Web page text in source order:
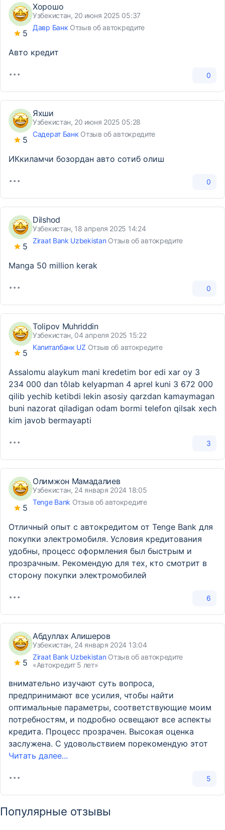
5
Хорошо
Узбекистан, 20 июня 2025 05:37
Давр Банк Отзыв об автокредите
Авто кредит
0
5
Яхши
Узбекистан, 20 июня 2025 05:28
Садерат Банк Отзыв об автокредите
ИКкиламчи бозордан авто сотиб олиш
0
5
Dilshod
Узбекистан, 18 апреля 2025 14:24
Ziraat Bank Uzbekistan Отзыв об автокредите
Manga 50 million kerak
0
5
Tolipov Muhriddin
Узбекистан, 04 апреля 2025 15:22
Капиталбанк UZ Отзыв об автокредите
Assalomu alaykum mani kredetim bor edi xar oy 3
234 000 dan tôlab kelyapman 4 aprel kuni 3 672 000
qilib yechib ketibdi lekin asosiy qarzdan kamaymagan
buni nazorat qiladigan odam bormi telefon qilsak xech
kim javob bermayapti
3
5
Олимжон Мамадалиев
Узбекистан, 24 января 2024 18:05
Tenge Bank Отзыв об автокредите
Отличный опыт с автокредитом от Tenge Bank для
покупки электромобиля. Условия кредитования
удобны, процесс оформления был быстрым и
прозрачным. Рекомендую для тех, кто смотрит в
сторону покупки электромобилей
6
5
Абдуллах Алишеров
Узбекистан, 24 января 2024 13:04
Ziraat Bank Uzbekistan Отзыв об автокредите
«Автокредит 5 лет»
внимательно изучают суть вопроса,
предпринимают все усилия, чтобы найти
оптимальные параметры, соответствующие моим
потребностям, и подробно освещают все аспекты
кредита. Процесс прозрачен. Высокая оценка
заслужена. С удовольствием порекомендую этот
Читать далее...
5
Популярные отзывы